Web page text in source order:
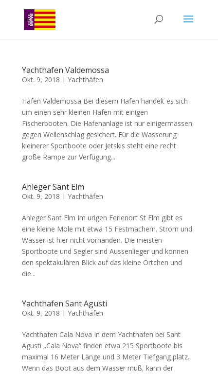
Yachthafen Valdemossa
Okt. 9, 2018 | Yachthäfen
Hafen Valdemossa Bei diesem Hafen handelt es sich
um einen sehr kleinen Hafen mit einigen
Fischerbooten. Die Hafenanlage ist nur einigermassen
gegen Wellenschlag gesichert. Für die Wasserung
kleinerer Sportboote oder Jetskis steht eine recht
große Rampe zur Verfügung....
Anleger Sant Elm
Okt. 9, 2018 | Yachthäfen
Anleger Sant Elm Im urigen Ferienort St Elm gibt es
eine kleine Mole mit etwa 15 Festmachern. Strom und
Wasser ist hier nicht vorhanden. Die meisten
Sportboote und Segler sind Aussenlieger und können
den spektakulären Blick auf das kleine Örtchen und
die...
Yachthafen Sant Agusti
Okt. 9, 2018 | Yachthäfen
Yachthafen Cala Nova In dem Yachthafen bei Sant
Agusti „Cala Nova“ finden etwa 215 Sportboote bis
maximal 16 Meter Länge und 3 Meter Tiefgang platz.
Wenn das Boot aus dem Wasser muß, kann der